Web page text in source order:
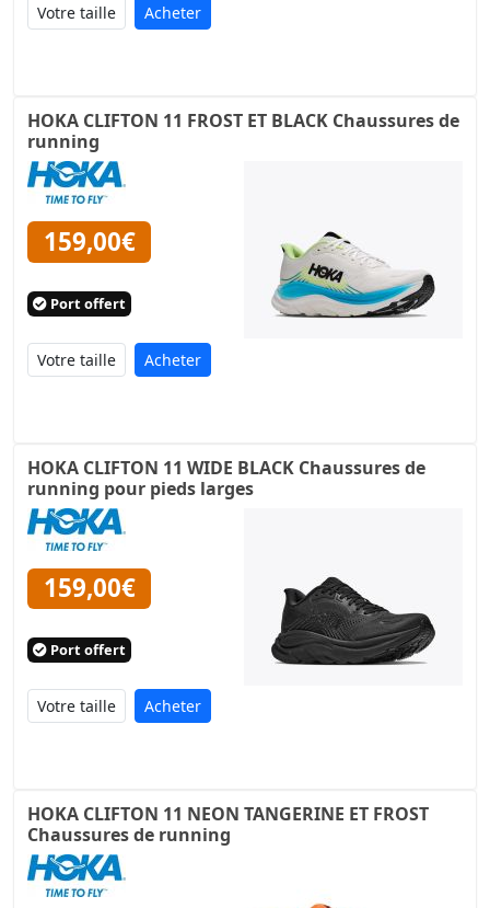
Acheter
HOKA CLIFTON 11 FROST ET BLACK Chaussures de
running
159,00€
Port offert
Acheter
HOKA CLIFTON 11 WIDE BLACK Chaussures de
running pour pieds larges
159,00€
Port offert
Acheter
HOKA CLIFTON 11 NEON TANGERINE ET FROST
Chaussures de running